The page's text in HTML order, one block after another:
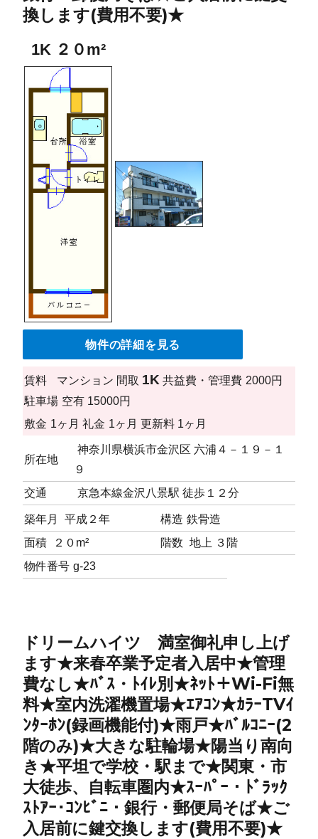
換します(費用不要)★
1K ２０m²
物件の詳細を見る
賃料 マンション 間取 1K 共益費・管理費 2000円
駐車場 空有 15000円
敷金 1ヶ月 礼金 1ヶ月 更新料 1ヶ月
所在地
神奈川県横浜市金沢区 六浦４－１９－１
９
交通
京急本線金沢八景駅 徒歩１２分
築年月 平成２年 構造 鉄骨造
面積
２０m² 階数 地上 ３階
物件番号 g-23
ドリームハイツ 満室御礼申し上げ
ます★来春卒業予定者入居中★管理
費なし★ﾊﾞｽ・ﾄｲﾚ別★ﾈｯﾄ＋Wi-Fi無
料★室内洗濯機置場★ｴｱｺﾝ★ｶﾗｰTVｲ
ﾝﾀｰﾎﾝ(録画機能付)★雨戸★ﾊﾞﾙｺﾆｰ(2
階のみ)★大きな駐輪場★陽当り南向
き★平坦で学校・駅まで★関東・市
大徒歩、自転車圏内★ｽｰﾊﾟｰ・ﾄﾞﾗｯｸ
ｽﾄｱｰ･ｺﾝﾋﾞﾆ・銀行・郵便局そば★ご
入居前に鍵交換します(費用不要)★